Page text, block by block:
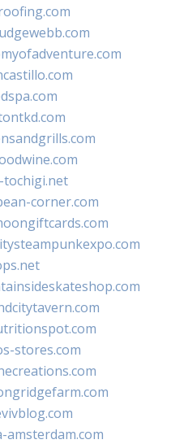
corner.com
stores.com
amsterdam.com